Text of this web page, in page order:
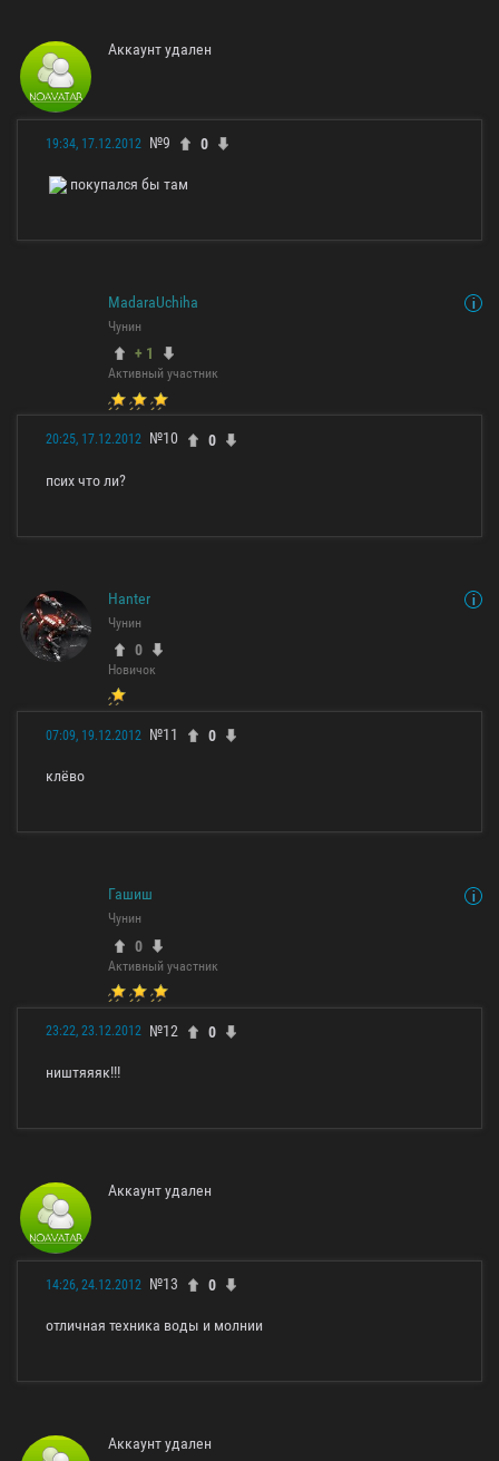
Аккаунт удален
19:34, 17.12.2012 №9 0
покупался бы там
MadaraUchiha
Чунин
+ 1
Активный участник
20:25, 17.12.2012 №10 0
псих что ли?
Hanter
Чунин
0
Новичок
07:09, 19.12.2012 №11 0
клёво
Гашиш
Чунин
0
Активный участник
23:22, 23.12.2012 №12 0
ништяяяк!!!
Аккаунт удален
14:26, 24.12.2012 №13 0
отличная техника воды и молнии
Аккаунт удален